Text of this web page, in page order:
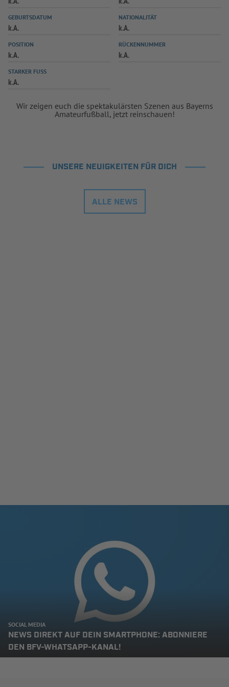
SPIELPLUS
GEBURTSDATUM
k.A.
NATIONALITÄT
k.A.
POSITION
k.A.
RÜCKENNUMMER
k.A.
STARKER FUSS
k.A.
Wir zeigen euch die spektakulärsten Szenen aus Bayerns
Amateurfußball, jetzt reinschauen!
UNSERE NEUIGKEITEN FÜR DICH
ALLE NEWS
SOCIAL MEDIA
NEWS DIREKT AUF DEIN SMARTPHONE: ABONNIERE
DEN BFV-WHATSAPP-KANAL!